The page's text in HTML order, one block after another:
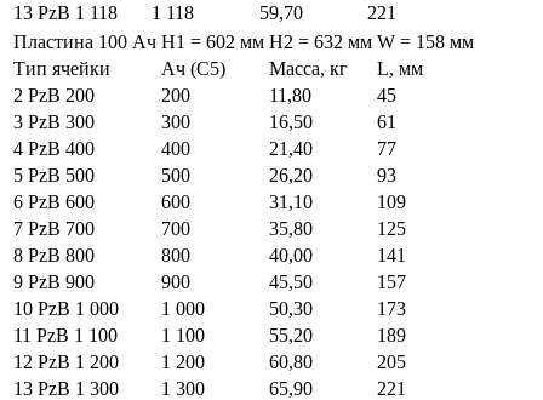
13 PzB 1 118
1 118 59,70
221
Пластина 100 Ач H1 = 602 мм H2 = 632 мм W = 158 мм
Тип ячейки
Ач (C5) Масса, кг
L, мм
2 PzB 200
200 11,80
45
3 PzB 300
300 16,50
61
4 PzB 400
400 21,40
77
5 PzB 500
500 26,20
93
6 PzB 600
600 31,10
109
7 PzB 700
700 35,80
125
8 PzB 800
800 40,00
141
9 PzB 900
900 45,50
157
10 PzB 1 000
1 000 50,30
173
11 PzB 1 100
1 100 55,20
189
12 PzB 1 200
1 200 60,80
205
13 PzB 1 300
1 300 65,90
221